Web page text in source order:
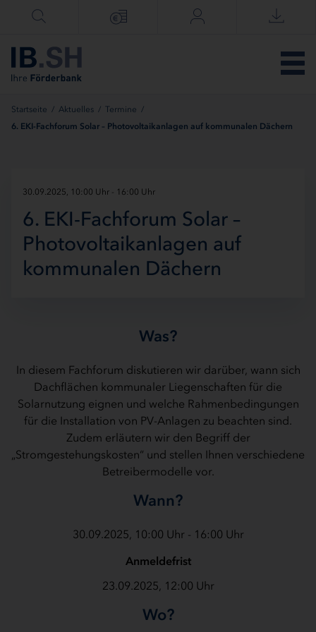
Menü überspringen
Startseite / Aktuelles / Termine /
6. EKI-Fachforum Solar – Photovoltaikanlagen auf kommunalen Dächern
30.09.2025, 10:00 Uhr - 16:00 Uhr
6. EKI-Fachforum Solar –
Photovoltaikanlagen auf
kommunalen Dächern
Was?
In diesem Fachforum diskutieren wir darüber, wann sich
Dachflächen kommunaler Liegenschaften für die
Solarnutzung eignen und welche Rahmenbedingungen
für die Installation von PV-Anlagen zu beachten sind.
Zudem erläutern wir den Begriff der
„Stromgestehungskosten“ und stellen Ihnen verschiedene
Betreibermodelle vor.
Wann?
30.09.2025, 10:00 Uhr - 16:00 Uhr
Anmeldefrist
23.09.2025, 12:00 Uhr
Wo?